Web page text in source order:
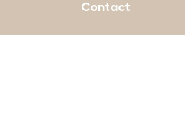
Contact